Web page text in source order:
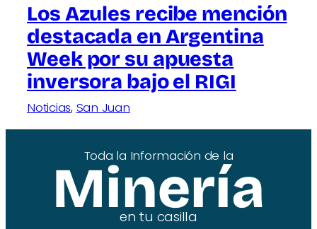
Los Azules recibe mención
destacada en Argentina
Week por su apuesta
inversora bajo el RIGI
Noticias, San Juan
Toda la Información de la
Minería
en tu casilla